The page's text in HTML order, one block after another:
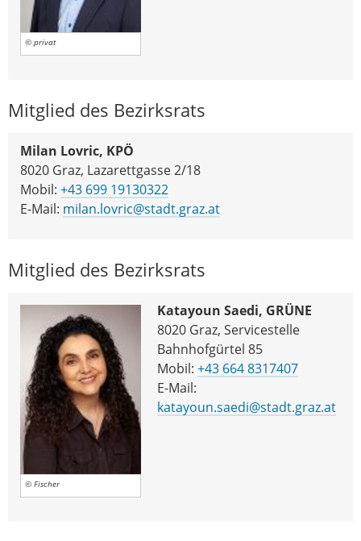
© privat
Mitglied des Bezirksrats
Milan Lovric, KPÖ
8020 Graz, Lazarettgasse 2/18
Mobil: +43 699 19130322
E-Mail: milan.lovric@stadt.graz.at
Mitglied des Bezirksrats
© Fischer
Katayoun Saedi, GRÜNE
8020 Graz, Servicestelle
Bahnhofgürtel 85
Mobil: +43 664 8317407
E-Mail:
katayoun.saedi@stadt.graz.at